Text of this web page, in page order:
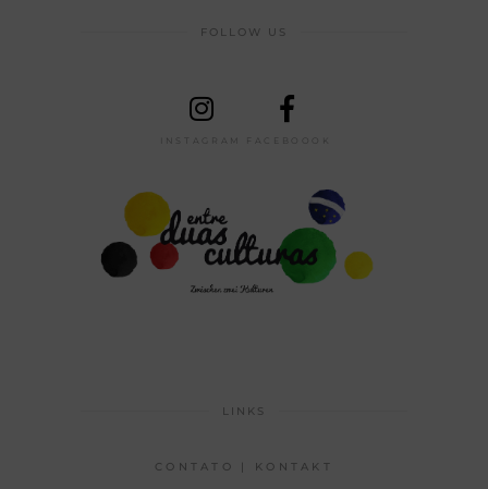
FOLLOW US
INSTAGRAM FACEBOOOK
LINKS
CONTATO | KONTAKT